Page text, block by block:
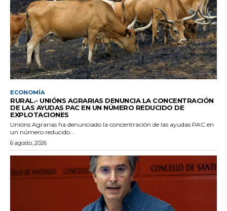
ECONOMÍA
RURAL.- UNIÓNS AGRARIAS DENUNCIA LA CONCENTRACIÓN
DE LAS AYUDAS PAC EN UN NÚMERO REDUCIDO DE
EXPLOTACIONES
Unións Agrarias ha denunciado la concentración de las ayudas PAC en
un número reducido...
6 agosto, 2026